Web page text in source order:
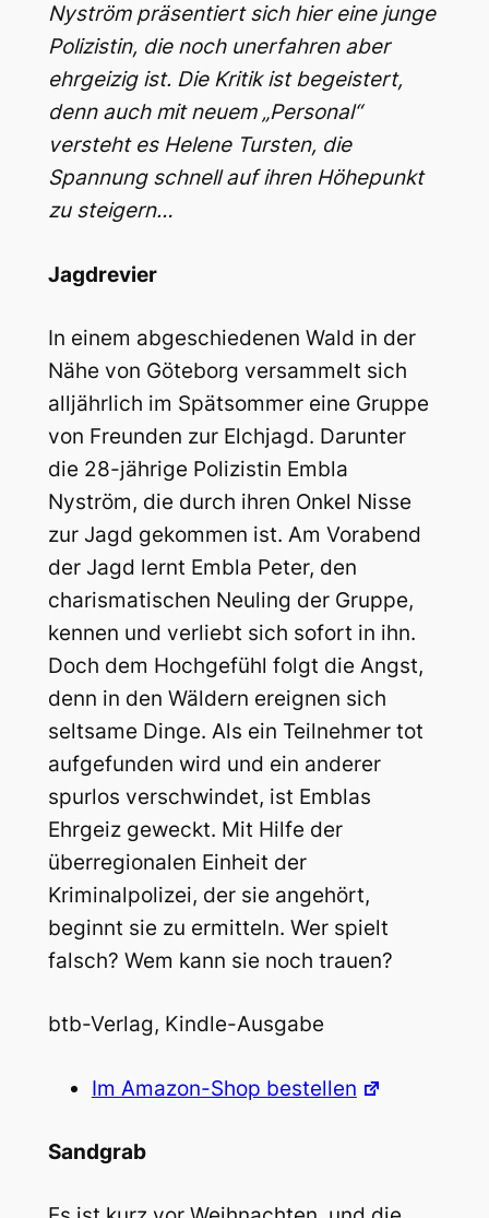
Nyström präsentiert sich hier eine junge
Polizistin, die noch unerfahren aber
ehrgeizig ist. Die Kritik ist begeistert,
denn auch mit neuem „Personal“
versteht es Helene Tursten, die
Spannung schnell auf ihren Höhepunkt
zu steigern…
Jagdrevier
In einem abgeschiedenen Wald in der
Nähe von Göteborg versammelt sich
alljährlich im Spätsommer eine Gruppe
von Freunden zur Elchjagd. Darunter
die 28-jährige Polizistin Embla
Nyström, die durch ihren Onkel Nisse
zur Jagd gekommen ist. Am Vorabend
der Jagd lernt Embla Peter, den
charismatischen Neuling der Gruppe,
kennen und verliebt sich sofort in ihn.
Doch dem Hochgefühl folgt die Angst,
denn in den Wäldern ereignen sich
seltsame Dinge. Als ein Teilnehmer tot
aufgefunden wird und ein anderer
spurlos verschwindet, ist Emblas
Ehrgeiz geweckt. Mit Hilfe der
überregionalen Einheit der
Kriminalpolizei, der sie angehört,
beginnt sie zu ermitteln. Wer spielt
falsch? Wem kann sie noch trauen?
btb-Verlag, Kindle-Ausgabe
Im Amazon-Shop bestellen
Sandgrab